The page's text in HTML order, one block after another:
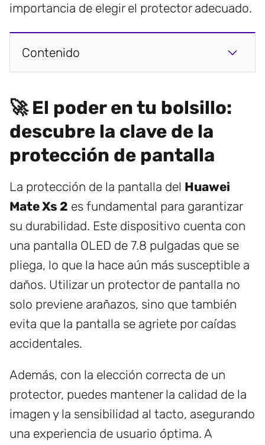
importancia de elegir el protector adecuado.
Contenido
🚀 El poder en tu bolsillo:
descubre la clave de la
protección de pantalla
La protección de la pantalla del Huawei
Mate Xs 2 es fundamental para garantizar
su durabilidad. Este dispositivo cuenta con
una pantalla OLED de 7.8 pulgadas que se
pliega, lo que la hace aún más susceptible a
daños. Utilizar un protector de pantalla no
solo previene arañazos, sino que también
evita que la pantalla se agriete por caídas
accidentales.
Además, con la elección correcta de un
protector, puedes mantener la calidad de la
imagen y la sensibilidad al tacto, asegurando
una experiencia de usuario óptima. A